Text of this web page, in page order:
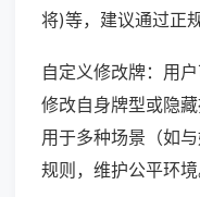
将)等，建议通过正
自定义修改牌：用
修改自身牌型或隐
用于多种场景（如
规则，维护公平环境